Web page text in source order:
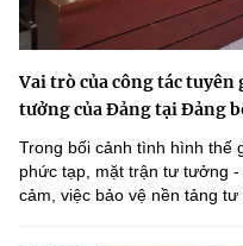
Vai trò của công tác
tưởng của Đảng tại Đảng
Trong bối cảnh tình hình thế
phức tạp, mặt trận tư tưởng
cảm, việc bảo vệ nền tảng